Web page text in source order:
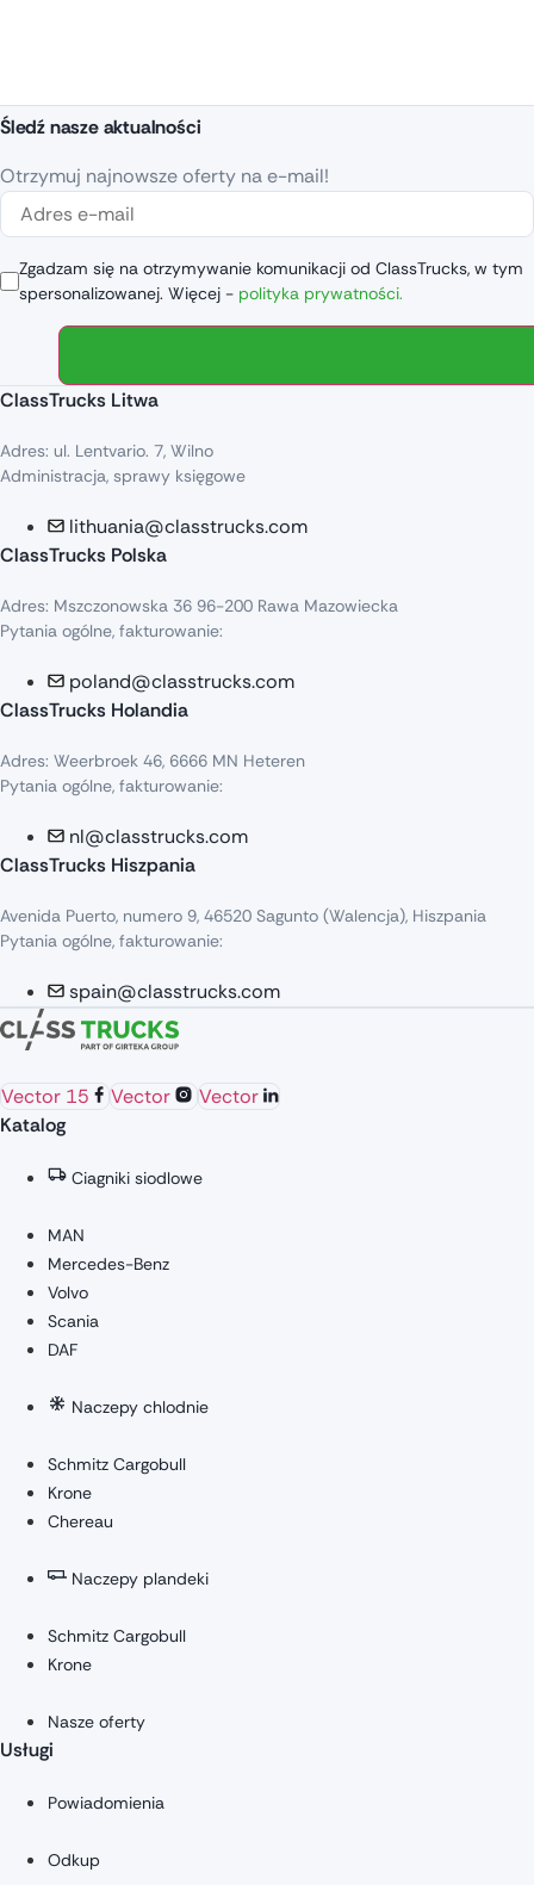
Śledź nasze aktualności
Otrzymuj najnowsze oferty na e-mail!
Zgadzam się na otrzymywanie komunikacji od ClassTrucks, w tym
spersonalizowanej. Więcej - polityka prywatności.
ClassTrucks Litwa
Adres: ul. Lentvario. 7, Wilno
Administracja, sprawy księgowe
lithuania@classtrucks.com
ClassTrucks Polska
Adres: Mszczonowska 36 96-200 Rawa Mazowiecka
Pytania ogólne, fakturowanie:
poland@classtrucks.com
ClassTrucks Holandia
Adres: Weerbroek 46, 6666 MN Heteren
Pytania ogólne, fakturowanie:
nl@classtrucks.com
ClassTrucks Hiszpania
Avenida Puerto, numero 9, 46520 Sagunto (Walencja), Hiszpania
Pytania ogólne, fakturowanie:
spain@classtrucks.com
Vector 15 Vector
Vector
Katalog
Ciagniki siodlowe
MAN
Mercedes-Benz
Volvo
Scania
DAF
Naczepy chlodnie
Schmitz Cargobull
Krone
Chereau
Naczepy plandeki
Schmitz Cargobull
Krone
Nasze oferty
Usługi
Powiadomienia
Odkup